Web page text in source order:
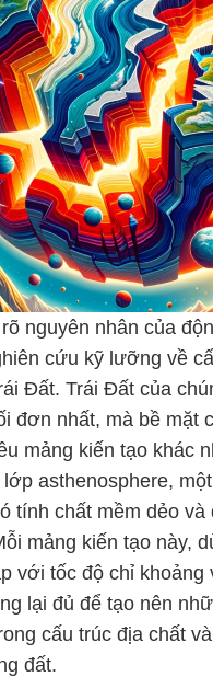
nguyên nhân của
cứu kỹ lưỡng về
Đất. Trái Đất của
đơn nhất, mà bề mặt
mảng kiến tạo khác
lớp asthenosphere,
tính chất mềm dẻo và
mảng kiến tạo này,
với tốc độ chỉ khoảng
lại đủ để tạo nên
cấu trúc địa chất
đất.